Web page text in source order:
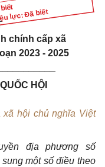
lực: Đã biết
chính cấp xã
2023 - 2025
HỘI
hội chủ nghĩa Việt
địa phương số
một số điều theo